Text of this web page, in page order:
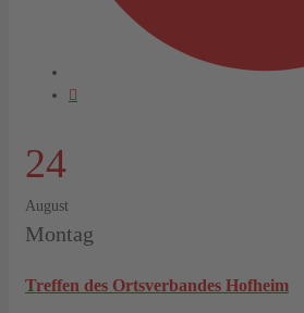
24
August
Montag
Treffen des Ortsverbandes Hofheim